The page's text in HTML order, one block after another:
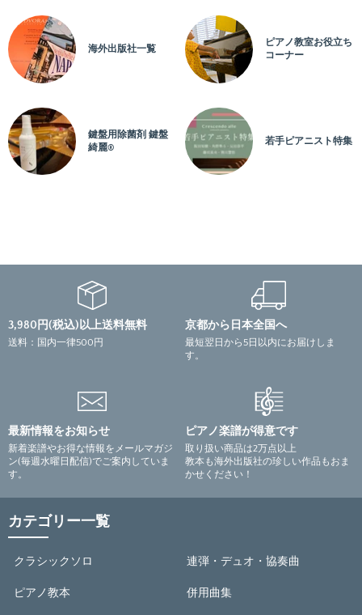
海外出版社一覧
ピアノ教室お役立ち
コーナー
鍵盤用除菌剤 鍵盤
綺麗®
若手ピアニスト特集
3,980円(税込)以上送料無料
送料：国内一律500円
京都から日本全国へ
最短翌日から5日以内にお届けしま
す。
最新情報をお知らせ
新着楽譜やお得な情報をメールマガジ
ン(毎週水曜日配信)でご案内していま
す。
ピアノ楽譜が得意です
取り扱い商品は2万点以上
教本も海外出版社の珍しい作品もおま
かせください！
カテゴリー一覧
クラシックソロ 連弾・デュオ・協奏曲
ピアノ教本 併用曲集